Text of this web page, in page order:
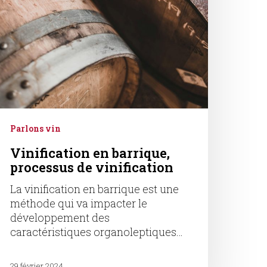
Parlons vin
Vinification en barrique,
processus de vinification
La vinification en barrique est une
méthode qui va impacter le
développement des
caractéristiques organoleptiques…